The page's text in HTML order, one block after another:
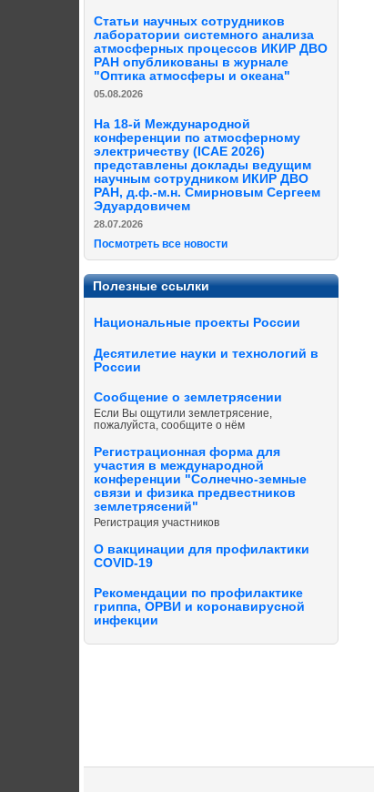
Статьи научных сотрудников
лаборатории системного анализа
атмосферных процессов ИКИР ДВО
РАН опубликованы в журнале
"Оптика атмосферы и океана"
05.08.2026
На 18-й Международной
конференции по атмосферному
электричеству (ICAE 2026)
представлены доклады ведущим
научным сотрудником ИКИР ДВО
РАН, д.ф.-м.н. Смирновым Сергеем
Эдуардовичем
28.07.2026
Посмотреть все новости
Полезные ссылки
Национальные проекты России
Десятилетие науки и технологий в
России
Сообщение о землетрясении
Если Вы ощутили землетрясение,
пожалуйста, сообщите о нём
Регистрационная форма для
участия в международной
конференции "Солнечно-земные
связи и физика предвестников
землетрясений"
Регистрация участников
О вакцинации для профилактики
COVID-19
Рекомендации по профилактике
гриппа, ОРВИ и коронавирусной
инфекции